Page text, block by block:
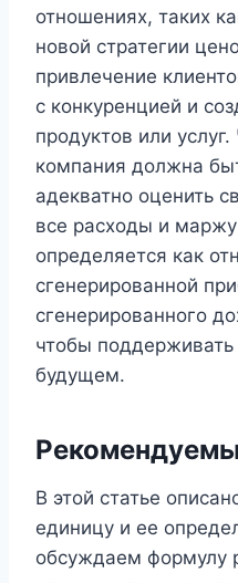
отношениях, таких
новой стратегии
привлечение
с конкуренцией и
продуктов или
компания должна
адекватно оценить
все расходы и
определяется как
сгенерированной
сгенерированного
чтобы
будущем.
В этой статье
единицу и ее
обсуждаем формулу